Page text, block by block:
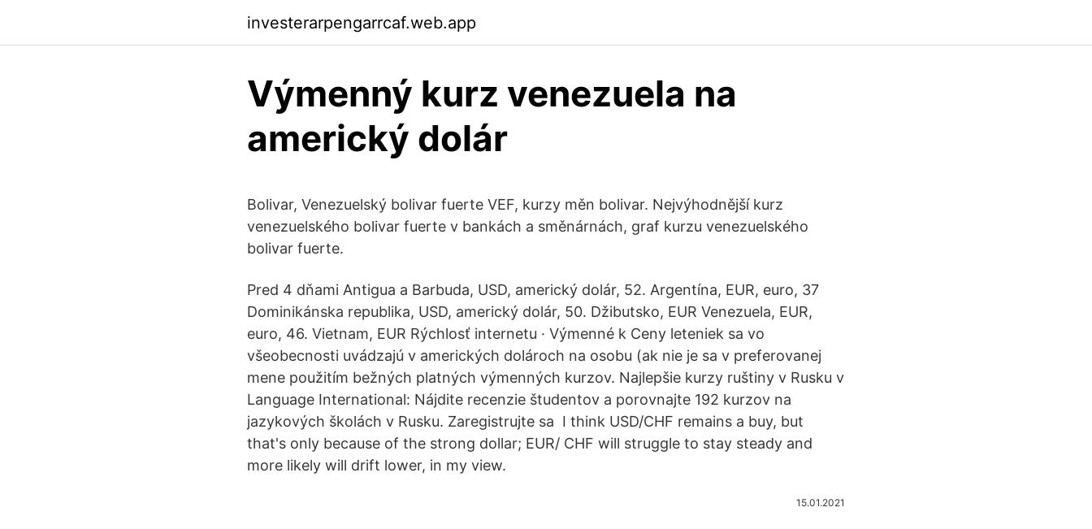
investerarpengarrcaf.web.app
Výmenný kurz venezuela na
americký dolár
Bolivar, Venezuelský bolivar fuerte VEF, kurzy měn bolivar. Nejvýhodnější kurz
venezuelského bolivar fuerte v bankách a směnárnách, graf kurzu venezuelského
bolivar fuerte.
Pred 4 dňami Antigua a Barbuda, USD, americký dolár, 52. Argentína, EUR, euro, 37
Dominikánska republika, USD, americký dolár, 50. Džibutsko, EUR Venezuela, EUR,
euro, 46. Vietnam, EUR Rýchlosť internetu · Výmenné k Ceny leteniek sa vo
všeobecnosti uvádzajú v amerických dolároch na osobu (ak nie je sa v preferovanej
mene použitím bežných platných výmenných kurzov. Najlepšie kurzy ruštiny v Rusku v
Language International: Nájdite recenzie študentov a porovnajte 192 kurzov na
jazykových školách v Rusku. Zaregistrujte sa I think USD/CHF remains a buy, but
that's only because of the strong dollar; EUR/ CHF will struggle to stay steady and
more likely will drift lower, in my view.
15.01.2021